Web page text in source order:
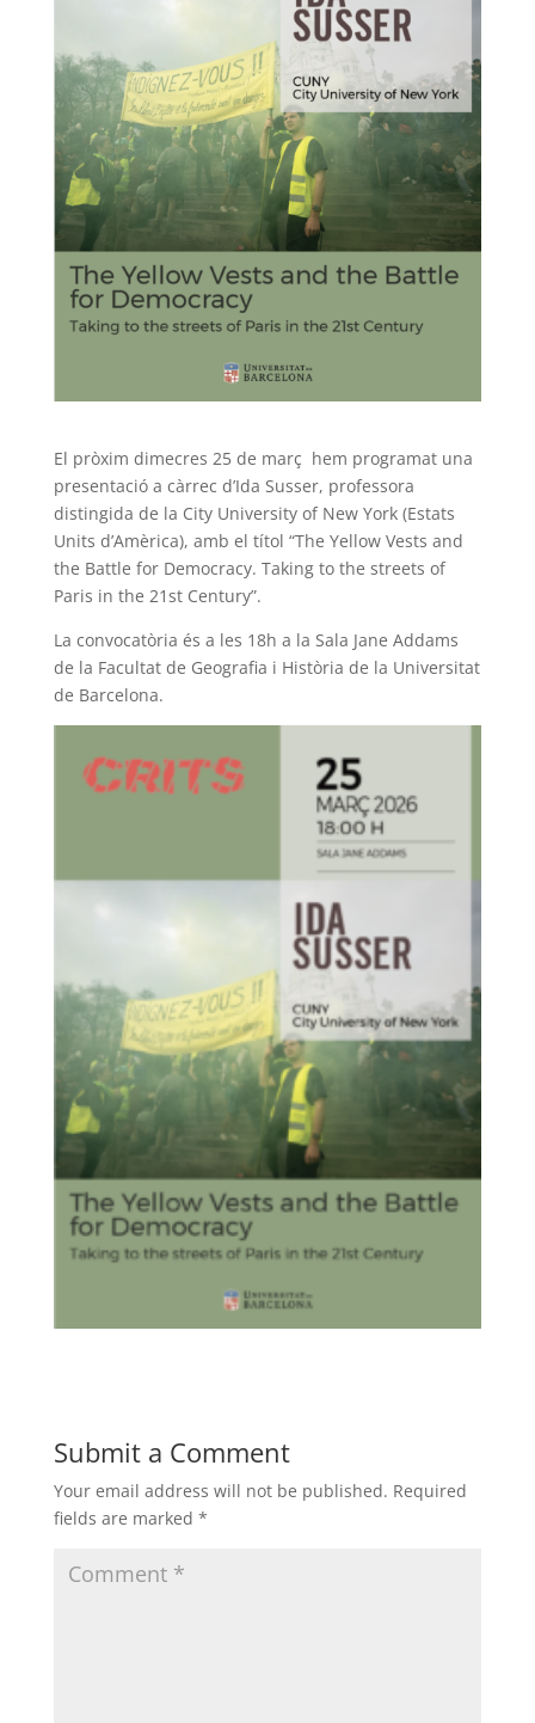
El pròxim dimecres 25 de març hem programat una
presentació a càrrec d’Ida Susser, professora
distingida de la City University of New York (Estats
Units d’Amèrica), amb el títol “The Yellow Vests and
the Battle for Democracy. Taking to the streets of
Paris in the 21st Century”.
La convocatòria és a les 18h a la Sala Jane Addams
de la Facultat de Geografia i Història de la Universitat
de Barcelona.
Submit a Comment
Your email address will not be published. Required
fields are marked *